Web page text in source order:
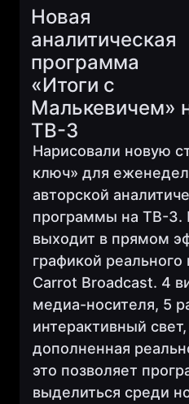
Новая
аналитическая
программа
«Итоги с
Малькевичем»
ТВ-3
Нарисовали новую
ключ» для
авторской
программы на ТВ-3.
выходит в прямом
графикой
Carrot Broadcast. 4
медиа-носителя, 5
интерактивный свет,
дополненная
это позволяет
выделиться среди
+7 (495) 798-
129515, г. Москва,
округ Останкинский, улица
Королёва, дом 13, строение
помещение № 2/1
INFO@CARROT.SOFTWARE
ИНН 5010055640, ОГРН
ООО«КЭРОТ БРОДКАСТ»
Программное обеспечение